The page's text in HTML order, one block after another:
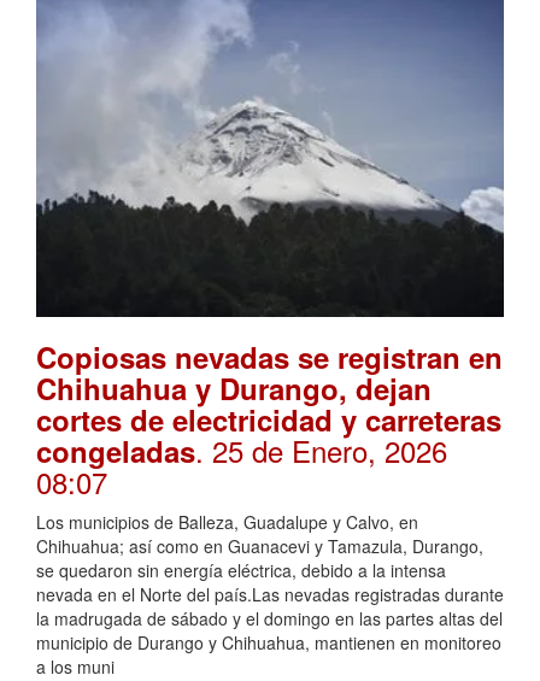
Copiosas nevadas se registran en
Chihuahua y Durango, dejan
cortes de electricidad y carreteras
congeladas. 25 de Enero, 2026
08:07
Los municipios de Balleza, Guadalupe y Calvo, en
Chihuahua; así como en Guanacevi y Tamazula, Durango,
se quedaron sin energía eléctrica, debido a la intensa
nevada en el Norte del país.Las nevadas registradas durante
la madrugada de sábado y el domingo en las partes altas del
municipio de Durango y Chihuahua, mantienen en monitoreo
a los muni